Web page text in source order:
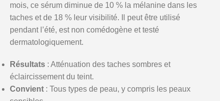
mois, ce sérum diminue de 10 % la mélanine dans les
taches et de 18 % leur visibilité. Il peut être utilisé
pendant l’été, est non comédogène et testé
dermatologiquement.
Résultats : Atténuation des taches sombres et
éclaircissement du teint.
Convient : Tous types de peau, y compris les peaux